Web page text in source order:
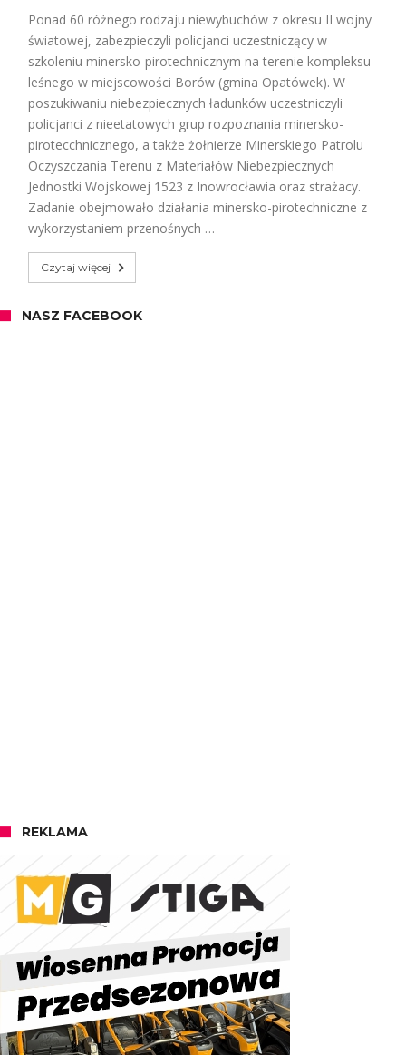
Ponad 60 różnego rodzaju niewybuchów z okresu II wojny
światowej, zabezpieczyli policjanci uczestniczący w
szkoleniu minersko-pirotechnicznym na terenie kompleksu
leśnego w miejscowości Borów (gmina Opatówek). W
poszukiwaniu niebezpiecznych ładunków uczestniczyli
policjanci z nieetatowych grup rozpoznania minersko-
pirotecchnicznego, a także żołnierze Minerskiego Patrolu
Oczyszczania Terenu z Materiałów Niebezpiecznych
Jednostki Wojskowej 1523 z Inowrocławia oraz strażacy.
Zadanie obejmowało działania minersko-pirotechniczne z
wykorzystaniem przenośnych …
Czytaj więcej
NASZ FACEBOOK
REKLAMA